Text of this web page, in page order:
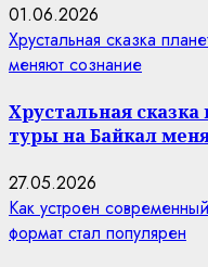
01.06.2026
Хрустальная сказка
меняют сознание
Хрустальная
туры на Байкал
27.05.2026
Как устроен
формат стал популярен